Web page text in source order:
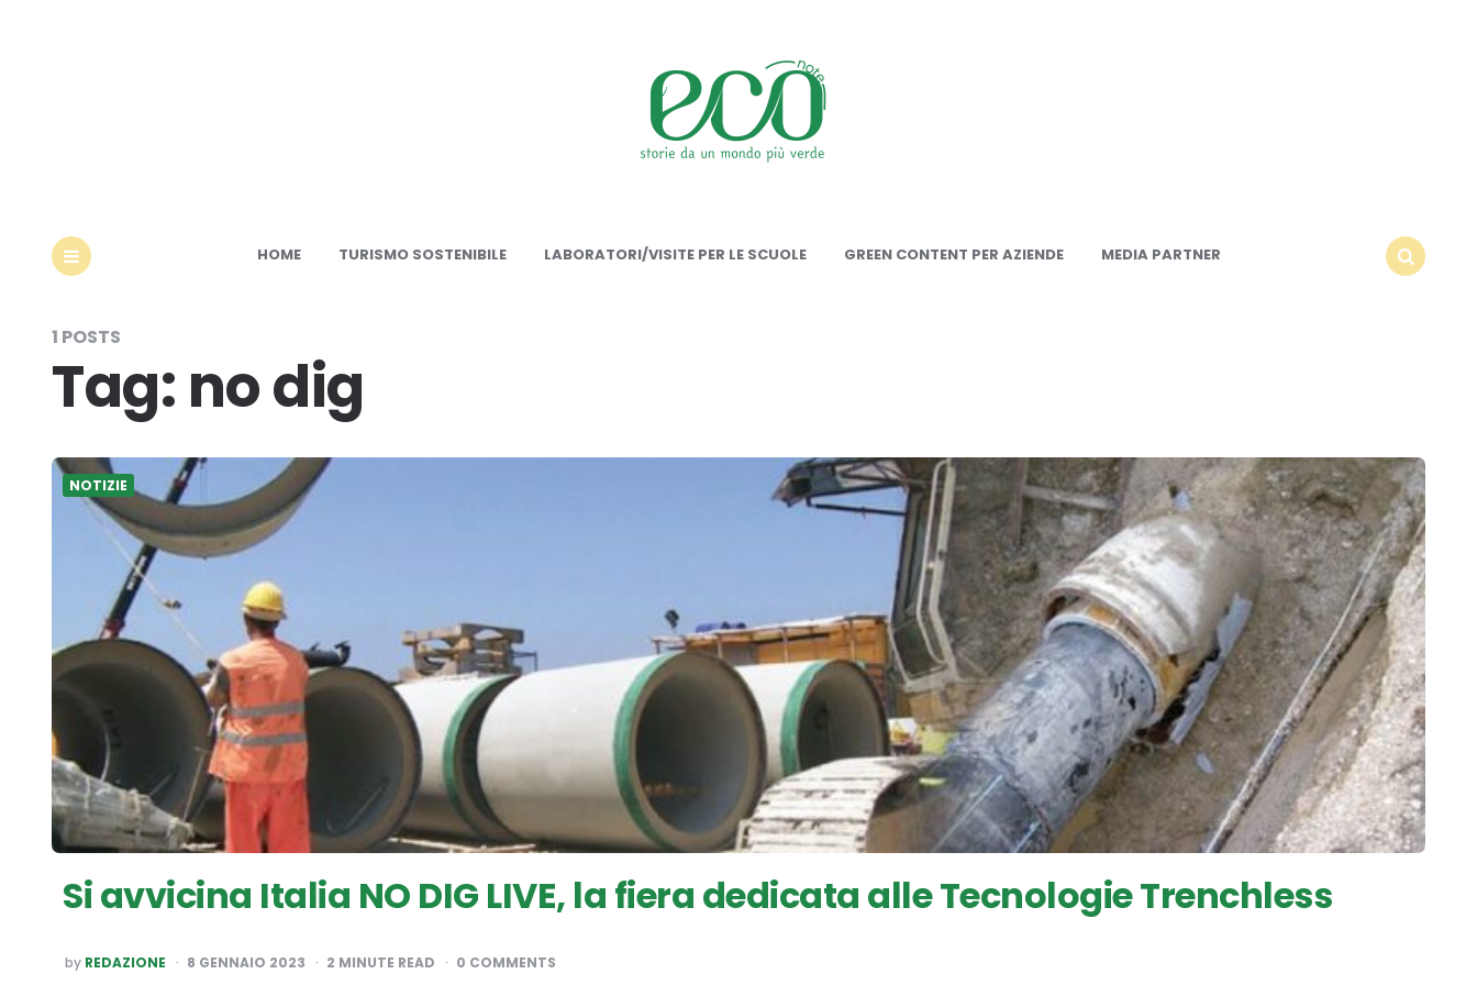
HOME TURISMO SOSTENIBILE LABORATORI/VISITE PER LE SCUOLE GREEN CONTENT PER AZIENDE
MEDIA PARTNER
1 POSTS
Tag: no dig
NOTIZIE
Si avvicina Italia NO DIG LIVE, la fiera dedicata alle Tecnologie Trenchless
POSTED
BY
by REDAZIONE 8 GENNAIO 2023 2 MINUTE READ 0 COMMENTS